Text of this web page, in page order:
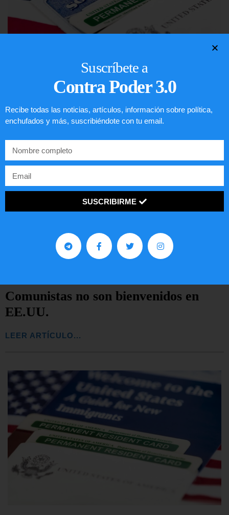
Lotería de visa de EEUU
LEER ARTÍCULO...
Comunistas no son bienvenidos en
EE.UU.
LEER ARTÍCULO...
Suscríbete a
Contra Poder 3.0
Recibe todas las noticias, artículos, información sobre política,
enchufados y más, suscribiéndote con tu email.
SUSCRIBIRME